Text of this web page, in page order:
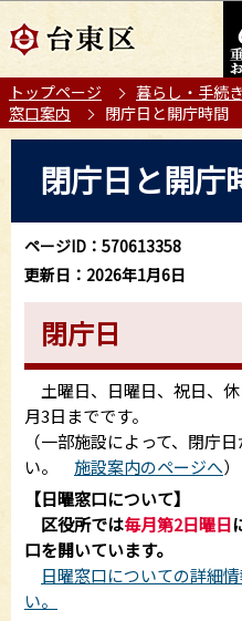
の
ー
ジ
このペー
トップページ 暮らし・手続き
窓口案内
閉庁日と開庁時間
か
閉庁日と開庁
ページID：570613358
更新日：2026年1月6日
閉庁日
土曜日、日曜日、祝日、
月3日までです。
（一部施設によって、閉庁
い。 施設案内のページへ）
【日曜窓口について】
区役所では毎月第2日曜日
口を開いています。
日曜窓口についての詳細
い。